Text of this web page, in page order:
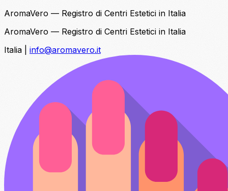
AromaVero — Registro di Centri Estetici in Italia
AromaVero — Registro di Centri Estetici in Italia
Italia
info@aromavero.it